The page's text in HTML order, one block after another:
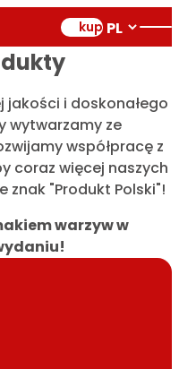
kup
i doskonałego
wytwarzamy ze
współpracę z
coraz więcej naszych
znak "Produkt Polski"!
warzyw w